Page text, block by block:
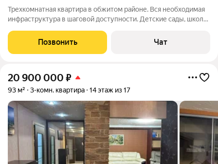
Трехкомнатная квартира в обжитом районе. Вся необходимая
инфраструктура в шаговой доступности. Детские сады, школы,
микрорайона. Ближайшие станции метро: "Международная",
"Проспект Славы". Выезд на
Позвонить Чат
20 900 000 ₽
93 м² 3-комн. квартира 14 этаж из 17